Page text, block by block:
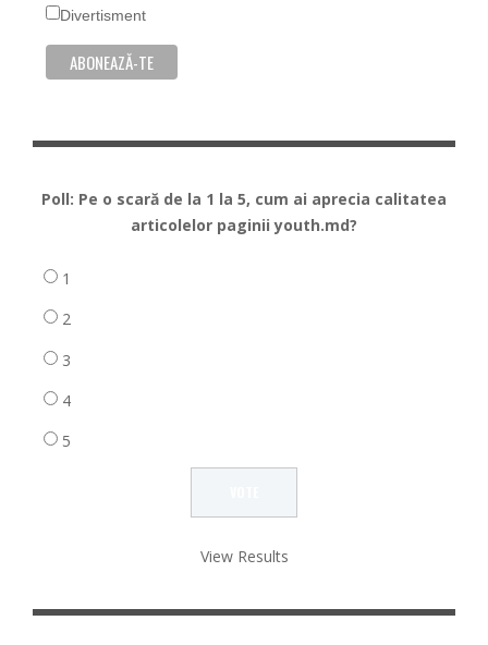
Divertisment
Poll: Pe o scară de la 1 la 5, cum ai aprecia calitatea
articolelor paginii youth.md?
1
2
3
4
5
View Results